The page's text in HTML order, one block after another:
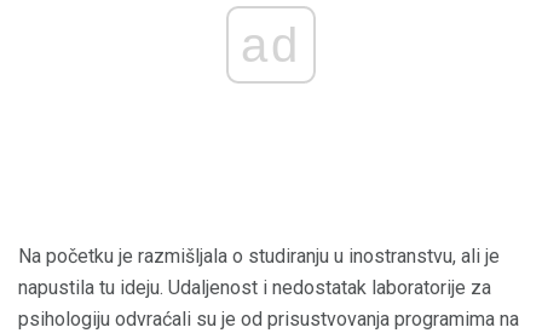
ad
Na početku je razmišljala o studiranju u inostranstvu, ali je
napustila tu ideju. Udaljenost i nedostatak laboratorije za
psihologiju odvraćali su je od prisustvovanja programima na